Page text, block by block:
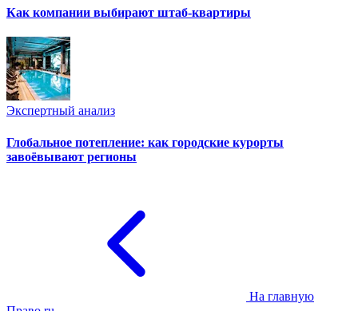
Как компании выбирают штаб-квартиры
Экспертный анализ
Глобальное потепление: как городские курорты
завоёвывают регионы
На главную